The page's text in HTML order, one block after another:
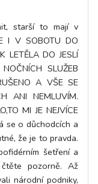
starší to mají v
I V SOBOTU DO
LETĚLA DO JESLÍ
SLUŽEB
A VŠE SE
ANI NEMLUVÍM.
MI JE NEJVÍCE
se o důchodcích a
že je to pravda.
šetření a
pozorně. Až
národní podniky,